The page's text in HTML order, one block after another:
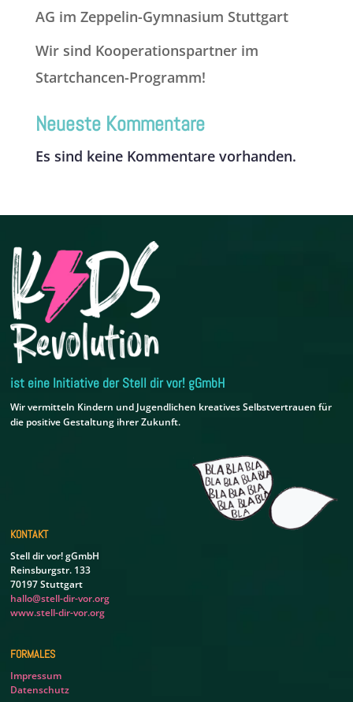
AG im Zeppelin-Gymnasium Stuttgart
Wir sind Kooperationspartner im
Startchancen-Programm!
Neueste Kommentare
Es sind keine Kommentare vorhanden.
ist eine Initiative der Stell dir vor! gGmbH
Wir vermitteln Kindern und Jugendlichen kreatives Selbstvertrauen für
die positive Gestaltung ihrer Zukunft.
KONTAKT
Stell dir vor! gGmbH
Reinsburgstr. 133
70197 Stuttgart
hallo@stell-dir-vor.org
www.stell-dir-vor.org
FORMALES
Impressum
Datenschutz